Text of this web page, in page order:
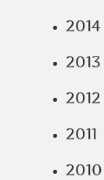
2014
2013
2012
2011
2010